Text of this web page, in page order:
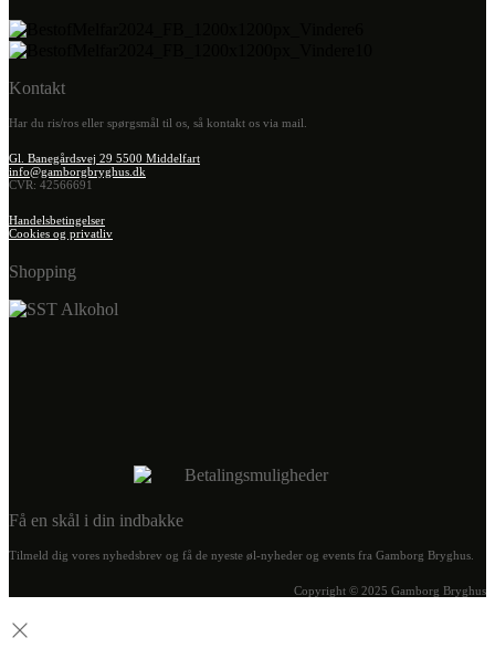
Kontakt
Har du ris/ros eller spørgsmål til os, så kontakt os via mail.
Gl. Banegårdsvej 29 5500 Middelfart
info@gamborgbryghus.dk
CVR: 42566691
Handelsbetingelser
Cookies og privatliv
Shopping
Få en skål i din indbakke
Tilmeld dig vores nyhedsbrev og få de nyeste øl-nyheder og events fra Gamborg Bryghus.
Copyright © 2025 Gamborg Bryghus